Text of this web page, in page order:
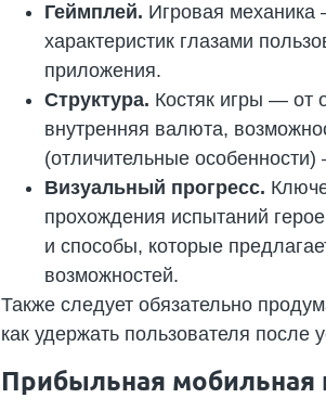
Геймплей. Игровая механика
характеристик глазами
приложения.
Структура. Костяк игры — от
внутренняя валюта,
(отличительные
Визуальный прогресс.
прохождения испытаний
и способы, которые
возможностей.
Также следует обязательно
как удержать пользователя после
Прибыльная мобильная